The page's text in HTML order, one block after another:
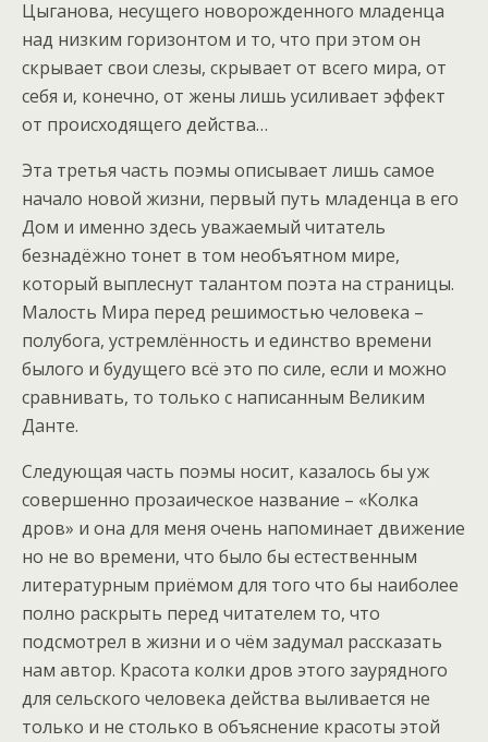
Цыганова, несущего новорожденного младенца
над низким горизонтом и то, что при этом он
скрывает свои слезы, скрывает от всего мира, от
себя и, конечно, от жены лишь усиливает эффект
от происходящего действа…
Эта третья часть поэмы описывает лишь самое
начало новой жизни, первый путь младенца в его
Дом и именно здесь уважаемый читатель
безнадёжно тонет в том необъятном мире,
который выплеснут талантом поэта на страницы.
Малость Мира перед решимостью человека –
полубога, устремлённость и единство времени
былого и будущего всё это по силе, если и можно
сравнивать, то только с написанным Великим
Данте.
Следующая часть поэмы носит, казалось бы уж
совершенно прозаическое название – «Колка
дров» и она для меня очень напоминает движение
но не во времени, что было бы естественным
литературным приёмом для того что бы наиболее
полно раскрыть перед читателем то, что
подсмотрел в жизни и о чём задумал рассказать
нам автор. Красота колки дров этого заурядного
для сельского человека действа выливается не
только и не столько в объяснение красоты этой